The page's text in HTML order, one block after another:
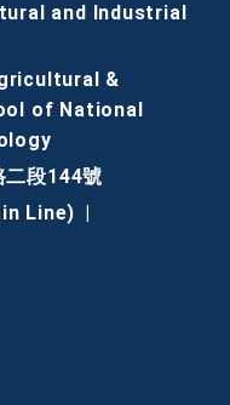
and Industrial
&
of National
段144號
Line)